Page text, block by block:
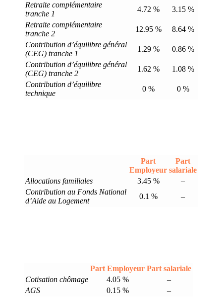
Retraite complémentaire
tranche 1
4.72 %
3.15 %
Retraite complémentaire
tranche 2
12.95 %
8.64 %
Contribution d’équilibre général
(CEG) tranche 1
1.29 %
0.86 %
Contribution d’équilibre général
(CEG) tranche 2
1.62 %
1.08 %
Contribution d’équilibre
technique
0 % 0 %
Part
Employeur
Part
salariale
Allocations familiales
3.45 %
–
Contribution au Fonds National
d’Aide au Logement
0.1 % –
Part Employeur Part salariale
Cotisation chômage
4.05 %
–
AGS
0.15 % –